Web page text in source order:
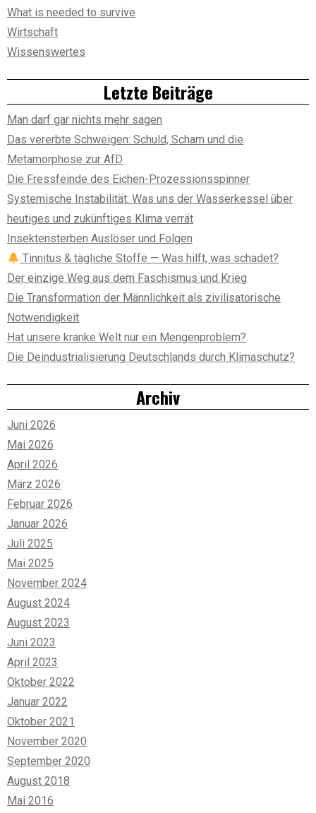
What is needed to survive
Wirtschaft
Wissenswertes
Letzte Beiträge
Man darf gar nichts mehr sagen
Das vererbte Schweigen: Schuld, Scham und die
Metamorphose zur AfD
Die Fressfeinde des Eichen-Prozessionsspinner
Systemische Instabilität: Was uns der Wasserkessel über
heutiges und zukünftiges Klima verrät
Insektensterben Auslöser und Folgen
Tinnitus & tägliche Stoffe — Was hilft, was schadet?
Der einzige Weg aus dem Faschismus und Krieg
Die Transformation der Männlichkeit als zivilisatorische
Notwendigkeit
Hat unsere kranke Welt nur ein Mengenproblem?
Die Deindustrialisierung Deutschlands durch Klimaschutz?
Archiv
Juni 2026
Mai 2026
April 2026
März 2026
Februar 2026
Januar 2026
Juli 2025
Mai 2025
November 2024
August 2024
August 2023
Juni 2023
April 2023
Oktober 2022
Januar 2022
Oktober 2021
November 2020
September 2020
August 2018
Mai 2016